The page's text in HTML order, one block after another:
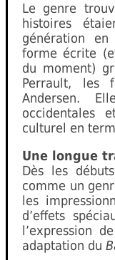
Le genre
histoires
génération
forme écrite
du moment)
Perrault, les
Andersen.
occidentales
culturel en
Une longue
Dès les
comme un
les
d’effets
l’expression
adaptation du